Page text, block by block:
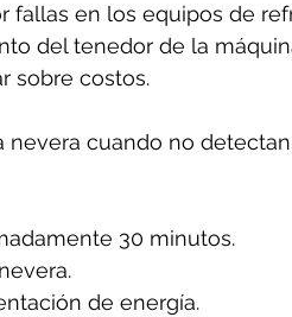
fallas en los equipos de
del tenedor de la
sobre costos.
nevera cuando no
30 minutos.
de energía.